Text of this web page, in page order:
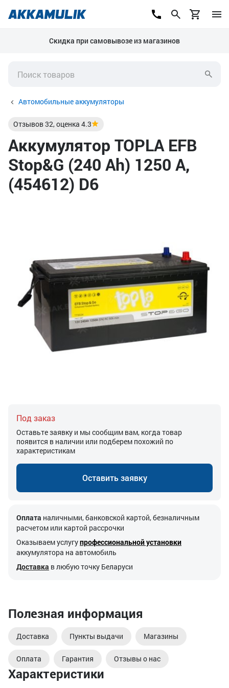
Скидка при самовывозе из магазинов
Автомобильные аккумуляторы
Отзывов32, оценка 4.3
Аккумулятор TOPLA EFB
Stop&G (240 Ah) 1250 А,
(454612) D6
Характеристики
Под заказ
Оставьте заявку и мы сообщим вам, когда товар
появится в наличии или подберем похожий по
характеристикам
Оставить заявку
Оплата наличными, банковской картой, безналичным
расчетом или картой рассрочки
Оказываем услугупрофессиональной установки
аккумулятора на автомобиль
Доставка в любую точку Беларуси
Полезная информация
Доставка Пункты выдачи Магазины
Оплата Гарантия Отзывы о нас